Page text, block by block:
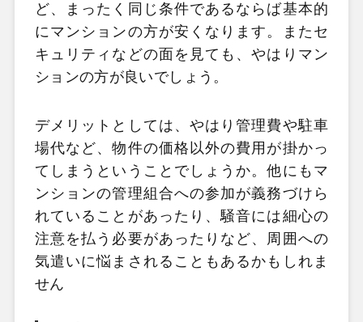
ど、まったく同じ条件であるならば基本的
にマンションの方が安くなります。またセ
キュリティなどの面を見ても、やはりマン
ションの方が良いでしょう。
デメリットとしては、やはり管理費や駐車
場代など、物件の価格以外の費用が掛かっ
てしまうということでしょうか。他にもマ
ンションの管理組合への参加が義務づけら
れていることがあったり、騒音には細心の
注意を払う必要があったりなど、周囲への
気遣いに悩まされることもあるかもしれま
せん